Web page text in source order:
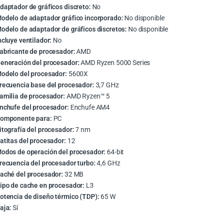
de gráficos discreto: No
de adaptador gráfico incorporado: No disponible
de adaptador de gráficos discretos: No disponible
ventilador: No
de procesador:AMD
del procesador:AMD Ryzen 5000 Series
del procesador: 5600X
base del procesador: 3,7 GHz
de procesador: AMD Ryzen™ 5
del procesador: Enchufe AM4
para: PC
del procesador:7 nm
del procesador: 12
de operación del procesador: 64-bit
del procesador turbo:4,6 GHz
del procesador: 32 MB
de cache en procesador: L3
de diseño térmico (TDP): 65 W
Sí